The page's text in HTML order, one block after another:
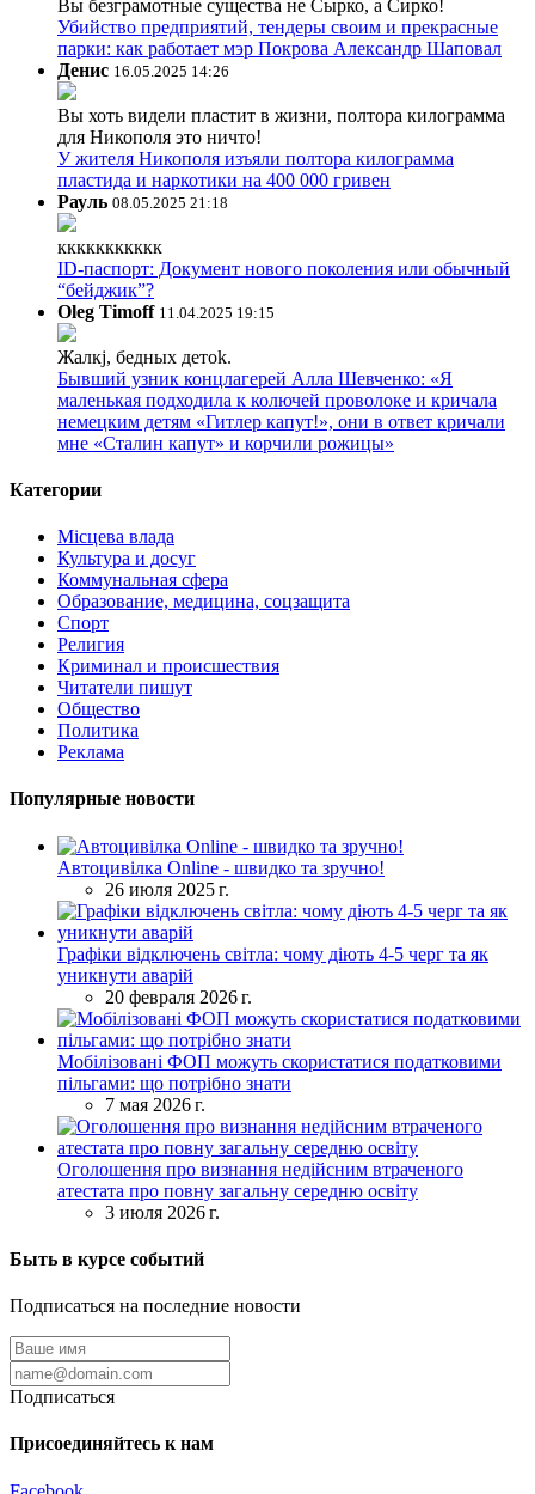
Вы безграмотные существа не Сырко, а Сирко!
Убийство предприятий, тендеры своим и прекрасные
парки: как работает мэр Покрова Александр Шаповал
Денис 16.05.2025 14:26
Вы хоть видели пластит в жизни, полтора килограмма
для Никополя это ничто!
У жителя Никополя изъяли полтора килограмма
пластида и наркотики на 400 000 гривен
Рауль 08.05.2025 21:18
ккккккккккк
ID-паспорт: Документ нового поколения или обычный
“бейджик”?
Oleg Timoff 11.04.2025 19:15
Жалкj, бедных детok.
Бывший узник концлагерей Алла Шевченко: «Я
маленькая подходила к колючей проволоке и кричала
немецким детям «Гитлер капут!», они в ответ кричали
мне «Сталин капут» и корчили рожицы»
Категории
Місцева влада
Культура и досуг
Коммунальная сфера
Образование, медицина, соцзащита
Спорт
Религия
Криминал и происшествия
Читатели пишут
Общество
Политика
Реклама
Популярные новости
Автоцивілка Online - швидко та зручно!
26 июля 2025 г.
Графіки відключень світла: чому діють 4-5 черг та як
уникнути аварій
20 февраля 2026 г.
Мобілізовані ФОП можуть скористатися податковими
пільгами: що потрібно знати
7 мая 2026 г.
Оголошення про визнання недійсним втраченого
атестата про повну загальну середню освіту
3 июля 2026 г.
Быть в курсе событий
Подписаться на последние новости
Подписаться
Присоединяйтесь к нам